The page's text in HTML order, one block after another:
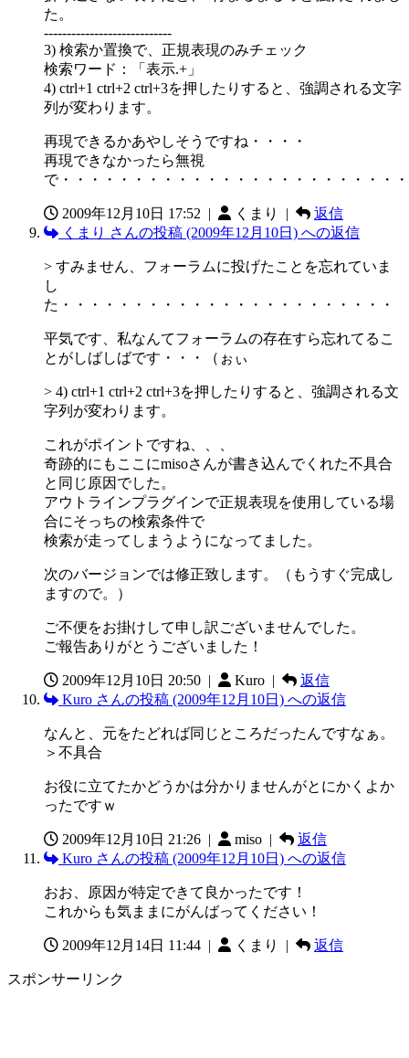
た。
----------------------------
3) 検索か置換で、正規表現のみチェック
検索ワード：「表示.+」
4) ctrl+1 ctrl+2 ctrl+3を押したりすると、強調される文字
列が変わります。
再現できるかあやしそうですね・・・・
再現できなかったら無視
で・・・・・・・・・・・・・・・・・・・・・・・
2009年12月10日 17:52 | くまり |
返信
くまり さんの投稿 (2009年12月10日) への返信
> すみません、フォーラムに投げたことを忘れていま
し
た・・・・・・・・・・・・・・・・・・・・・・・
平気です、私なんてフォーラムの存在すら忘れてるこ
とがしばしばです・・・（ぉぃ
> 4) ctrl+1 ctrl+2 ctrl+3を押したりすると、強調される文
字列が変わります。
これがポイントですね、、、
奇跡的にもここにmisoさんが書き込んでくれた不具合
と同じ原因でした。
アウトラインプラグインで正規表現を使用している場
合にそっちの検索条件で
検索が走ってしまうようになってました。
次のバージョンでは修正致します。（もうすぐ完成し
ますので。）
ご不便をお掛けして申し訳ございませんでした。
ご報告ありがとうございました！
2009年12月10日 20:50 | Kuro |
返信
Kuro さんの投稿 (2009年12月10日) への返信
なんと、元をたどれば同じところだったんですなぁ。
＞不具合
お役に立てたかどうかは分かりませんがとにかくよか
ったですｗ
2009年12月10日 21:26 | miso |
返信
Kuro さんの投稿 (2009年12月10日) への返信
おお、原因が特定できて良かったです！
これからも気ままにがんばってください！
2009年12月14日 11:44 | くまり | 返信
スポンサーリンク